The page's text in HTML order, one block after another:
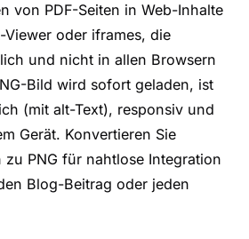
von PDF-Seiten in Web-Inhalte
oder iframes, die
und nicht in allen Browsern
Bild wird sofort geladen, ist
(mit alt-Text), responsiv und
Gerät. Konvertieren Sie
zu PNG für nahtlose Integration
Blog-Beitrag oder jeden